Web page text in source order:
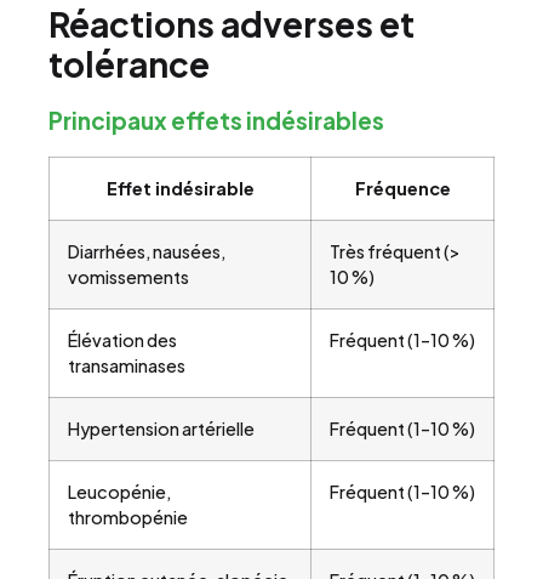
Réactions adverses et
tolérance
Principaux effets indésirables
Effet indésirable Fréquence
Diarrhées, nausées,
vomissements
Très fréquent (>
10 %)
Élévation des
transaminases
Fréquent (1–10 %)
Hypertension artérielle Fréquent (1–10 %)
Leucopénie,
thrombopénie
Fréquent (1–10 %)